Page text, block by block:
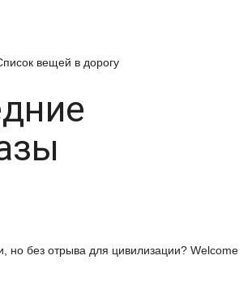
вещей в дорогу
но без отрыва для цивилизации? Welcome